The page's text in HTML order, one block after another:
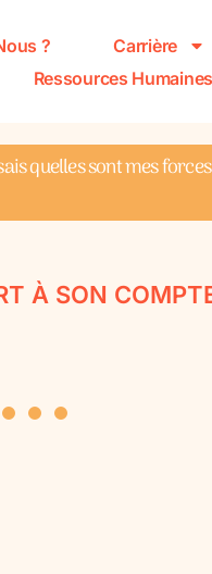
? Carrière
Ressources Humaines
quelles sont mes
À SON